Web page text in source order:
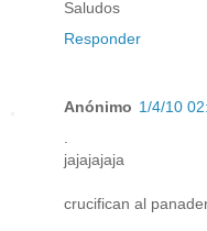
Saludos
Responder
Anónimo 1/4/10
jajajajaja
crucifican al